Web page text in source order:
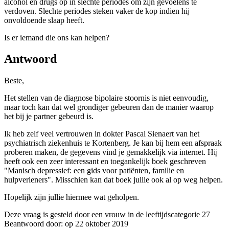
verdoven. Slechte periodes steken vaker de kop indien hij
onvoldoende slaap heeft.
Is er iemand die ons kan helpen?
Antwoord
Beste,
Het stellen van de diagnose bipolaire stoornis is niet eenvoudig,
maar toch kan dat wel grondiger gebeuren dan de manier waarop
het bij je partner gebeurd is.
Ik heb zelf veel vertrouwen in dokter Pascal Sienaert van het
psychiatrisch ziekenhuis te Kortenberg. Je kan bij hem een afspraak
proberen maken, de gegevens vind je gemakkelijk via internet. Hij
heeft ook een zeer interessant en toegankelijk boek geschreven
"Manisch depressief: een gids voor patiënten, familie en
hulpverleners". Misschien kan dat boek jullie ook al op weg helpen.
Hopelijk zijn jullie hiermee wat geholpen.
Deze vraag is gesteld door een vrouw in de leeftijdscategorie 27
Beantwoord door: op 22 oktober 2019